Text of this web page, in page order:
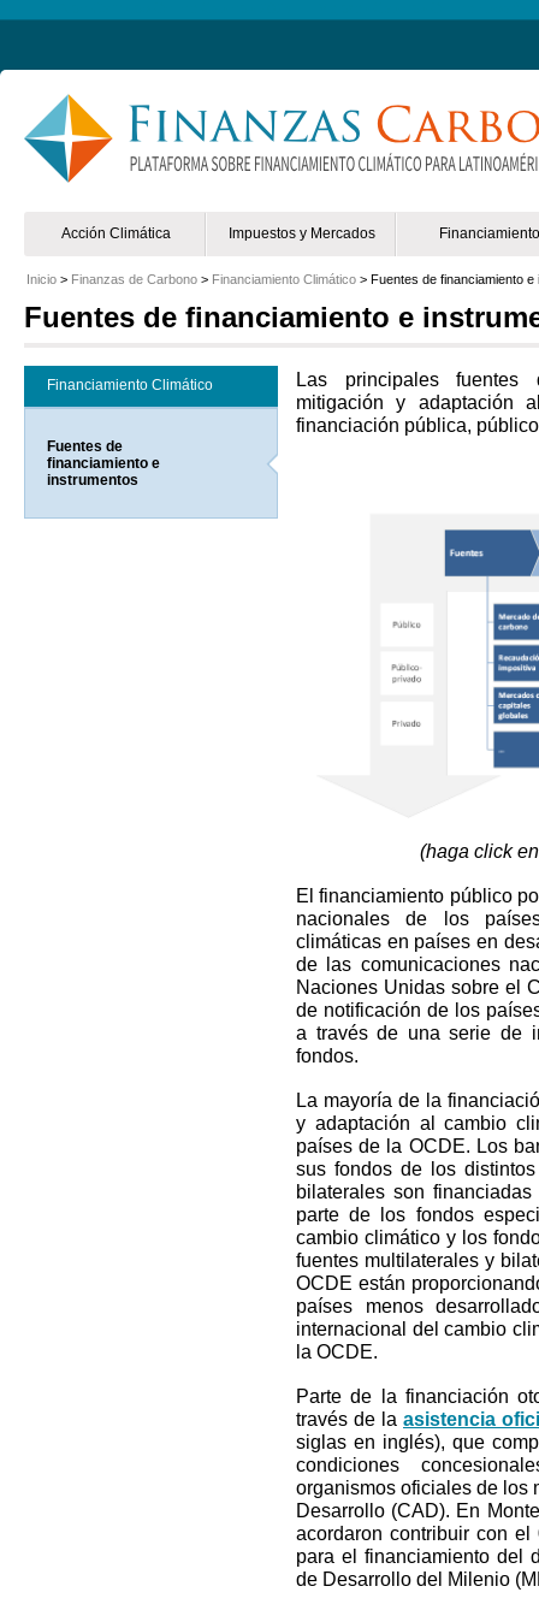
Acción Climática Impuestos y Mercados Financiamiento
Inicio > Finanzas de Carbono > Financiamiento Climático > Fuentes de financiamiento e
Fuentes de financiamiento e
Financiamiento Climático
Fuentes de
financiamiento e
instrumentos
Las principales fuentes
mitigación y adaptación
financiación pública,
(haga click
El financiamiento público
nacionales de los
climáticas en países en
de las comunicaciones
Naciones Unidas sobre el
de notificación de los
a través de una serie de
fondos.
La mayoría de la
y adaptación al cambio
países de la OCDE. Los
sus fondos de los
bilaterales son
parte de los fondos
cambio climático y los
fuentes multilaterales y
OCDE están
países menos
internacional del cambio
la OCDE.
Parte de la financiación
través de la asistencia
siglas en inglés), que
condiciones
organismos oficiales de los
Desarrollo (CAD). En
acordaron contribuir con
para el financiamiento del
de Desarrollo del Milenio